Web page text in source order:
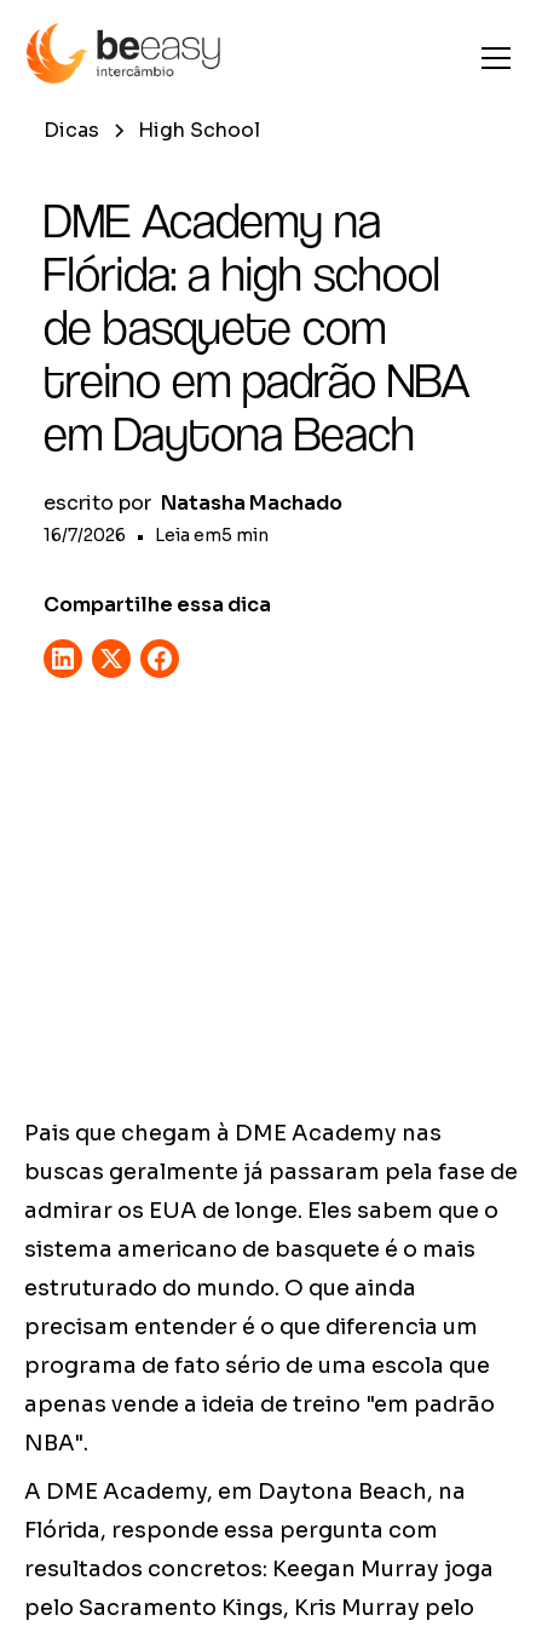
Dicas High School
DME Academy na
Flórida: a high school
de basquete com
treino em padrão NBA
em Daytona Beach
escrito por Natasha Machado
16/7/2026 • Leia em5 min
Compartilhe essa dica
Pais que chegam à DME Academy nas
buscas geralmente já passaram pela fase de
admirar os EUA de longe. Eles sabem que o
sistema americano de basquete é o mais
estruturado do mundo. O que ainda
precisam entender é o que diferencia um
programa de fato sério de uma escola que
apenas vende a ideia de treino "em padrão
NBA".
A DME Academy, em Daytona Beach, na
Flórida, responde essa pergunta com
resultados concretos: Keegan Murray joga
pelo Sacramento Kings, Kris Murray pelo